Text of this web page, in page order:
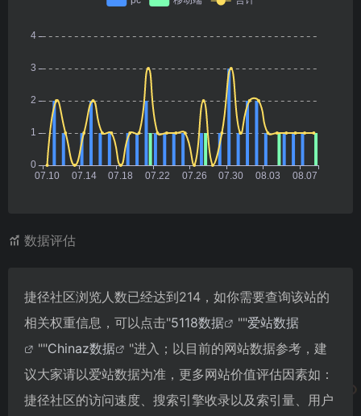
数据评估
捷径社区浏览人数已经达到214，如你需要查询该站的
相关权重信息，可以点击"5118数据 ""爱站数据
""Chinaz数据
"进入；以目前的网站数据参考，建
议大家请以爱站数据为准，更多网站价值评估因素如：
捷径社区的访问速度、搜索引擎收录以及索引量、用户